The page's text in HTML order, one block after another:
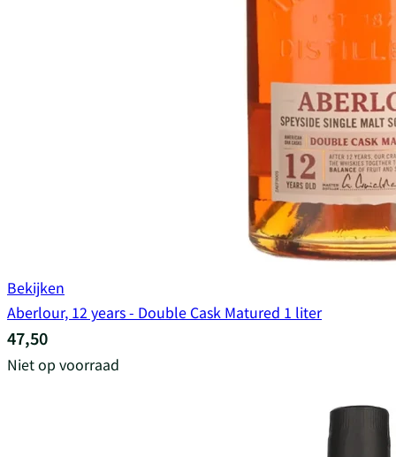
Bekijken
Aberlour, 12 years - Double Cask Matured 1 liter
47,50
Niet op voorraad